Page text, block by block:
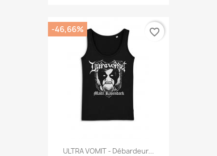
ULTRA VOMIT - Débardeur...
-46,66% favorite_border